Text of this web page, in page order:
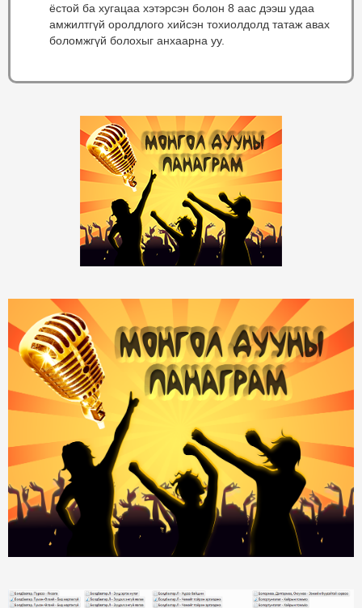
ёстой ба хугацаа хэтэрсэн болон 8 аас дээш удаа
амжилтгүй оролдлого хийсэн тохиолдолд татаж авах
боломжгүй болохыг анхаарна уу.